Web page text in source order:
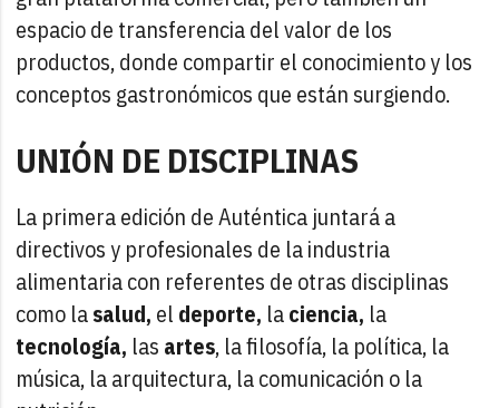
espacio de transferencia del valor de los
productos, donde compartir el conocimiento y los
conceptos gastronómicos que están surgiendo.
UNIÓN DE DISCIPLINAS
La primera edición de Auténtica juntará a
directivos y profesionales de la industria
alimentaria con referentes de otras disciplinas
como lasalud, el deporte, laciencia, la
tecnología, las artes, la filosofía, la política, la
música, la arquitectura, la comunicación o la